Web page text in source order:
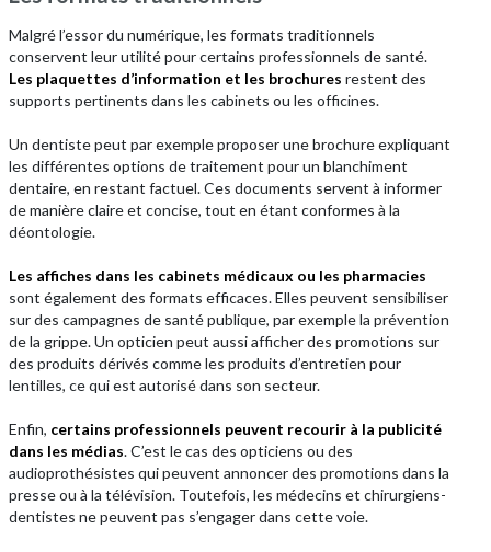
Malgré l’essor du numérique, les formats traditionnels
conservent leur utilité pour certains professionnels de santé.
Les plaquettes d’information et les brochures restent des
supports pertinents dans les cabinets ou les officines.
Un dentiste peut par exemple proposer une brochure expliquant
les différentes options de traitement pour un blanchiment
dentaire, en restant factuel. Ces documents servent à informer
de manière claire et concise, tout en étant conformes à la
déontologie.
Les affiches dans les cabinets médicaux ou les pharmacies
sont également des formats efficaces. Elles peuvent sensibiliser
sur des campagnes de santé publique, par exemple la prévention
de la grippe. Un opticien peut aussi afficher des promotions sur
des produits dérivés comme les produits d’entretien pour
lentilles, ce qui est autorisé dans son secteur.
Enfin, certains professionnels peuvent recourir à la publicité
dans les médias. C’est le cas des opticiens ou des
audioprothésistes qui peuvent annoncer des promotions dans la
presse ou à la télévision. Toutefois, les médecins et chirurgiens-
dentistes ne peuvent pas s’engager dans cette voie.